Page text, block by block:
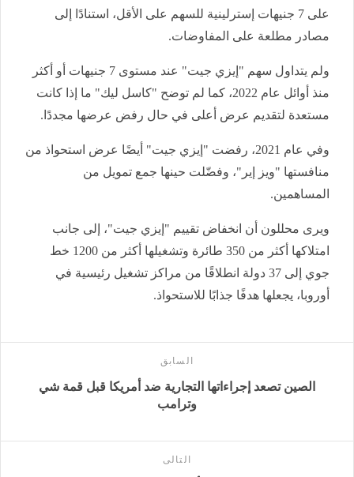
على 7 جنيهات إسترلينية للسهم على الأقل، استنادًا إلى
مصادر مطلعة على المفاوضات.
ولم يتداول سهم "إيزي جيت" عند مستوى 7 جنيهات أو أكثر
منذ أوائل عام 2022، كما لم توضح "كاسل ليك" ما إذا كانت
مستعدة لتقديم عرض أعلى في حال رفض عرضها مجددًا.
وفي عام 2021، رفضت "إيزي جيت" أيضًا عرض استحواذ من
منافستها "ويز إير"، وفضّلت حينها جمع تمويل من
المساهمين.
ويرى محللون أن انخفاض تقييم "إيزي جيت"، إلى جانب
امتلاكها أكثر من 350 طائرة وتشغيلها أكثر من 1200 خط
جوي إلى 37 دولة انطلاقًا من مراكز تشغيل رئيسية في
أوروبا، يجعلها هدفًا جذابًا للاستحواذ.
السابق
الصين تصعد إجراءاتها التجارية ضد أمريكا قبل قمة شي
وترامب
التالى